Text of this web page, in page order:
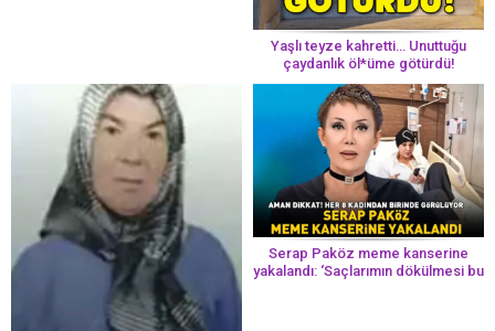
Yaşlı teyze kahretti… Unuttuğu
çaydanlık öl*üme götürdü!
Serap Paköz meme kanserine
yakalandı: ‘Saçlarımın dökülmesi bu